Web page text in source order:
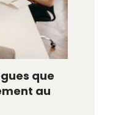
que
au